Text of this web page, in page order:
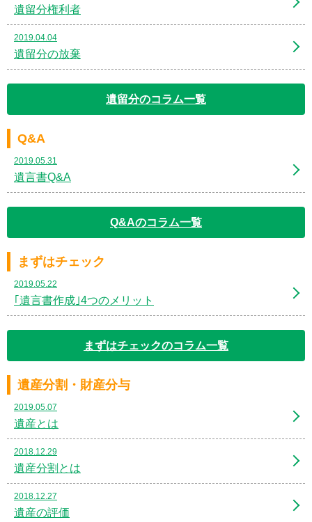
遺留分権利者
2019.04.04
遺留分の放棄
遺留分のコラム一覧
Q&A
2019.05.31
遺言書Q&A
Q&Aのコラム一覧
まずはチェック
2019.05.22
｢遺言書作成｣4つのメリット
まずはチェックのコラム一覧
遺産分割・財産分与
2019.05.07
遺産とは
2018.12.29
遺産分割とは
2018.12.27
遺産の評価